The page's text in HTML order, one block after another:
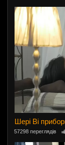
Шері Ві
57298 переглядів